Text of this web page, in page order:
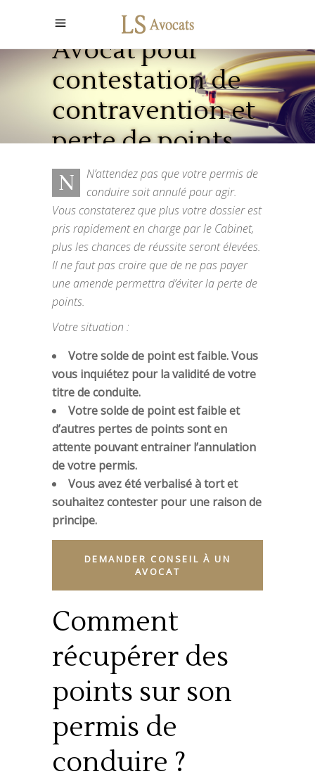
Avocat pour
contestation de
contravention et
perte de points
N
N’attendez pas que votre permis de
conduire soit annulé pour agir.
Vous constaterez que plus votre dossier est
pris rapidement en charge par le Cabinet,
plus les chances de réussite seront élevées.
Il ne faut pas croire que de ne pas payer
une amende permettra d’éviter la perte de
points.
Votre situation :
Votre solde de point est faible. Vous
vous inquiétez pour la validité de votre
titre de conduite.
Votre solde de point est faible et
d’autres pertes de points sont en
attente pouvant entrainer l’annulation
de votre permis.
Vous avez été verbalisé à tort et
souhaitez contester pour une raison de
principe.
DEMANDER CONSEIL À UN
AVOCAT
Comment
récupérer des
points sur son
permis de
conduire ?